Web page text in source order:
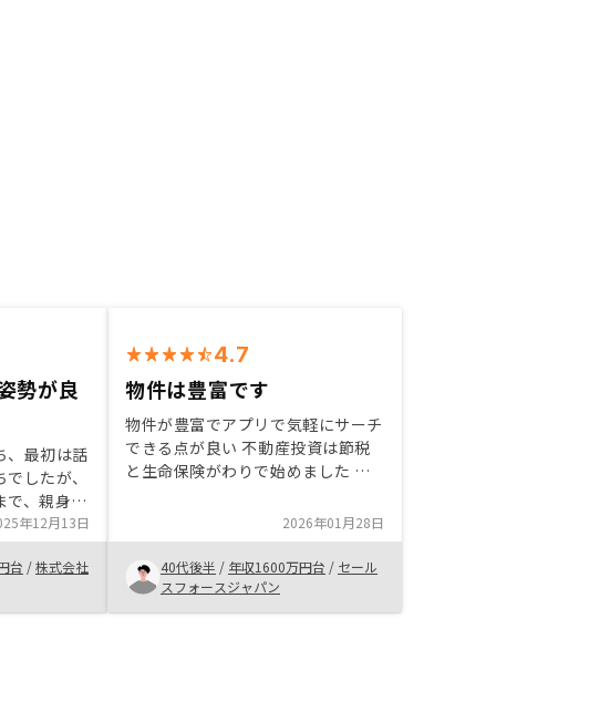
勢が良
、最初は話
したが、
で、親身に
く物件購入
始めたば
ォローも期
不安がある
年12月13日
台 /株式会社
4.7
物件は豊富です
物件が豊富でアプリで気軽にサーチ
できる点が良い 不動産投資は節税
と生命保険がわりで始めました 今
選びを進めたいと考えています リ
ノシーはnetworkingの機会を沢山
用意してくれるので情報収集や意見
交換が率直にできるのが良い事務手
数料を他社並みに下げて欲しい
2026年01月28日
40代後半 / 年収1600万円台 / セール
スフォースジャパン